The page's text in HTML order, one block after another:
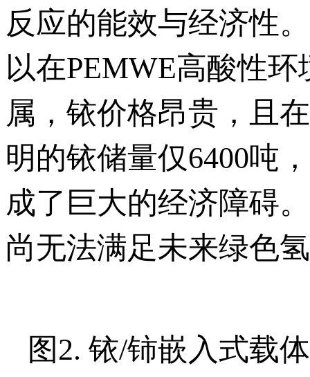
反应的能效与经济性
以在PEMWE高酸性
属，铱价格昂贵，且
明的铱储量仅6400吨
成了巨大的经济障碍
尚无法满足未来绿色
图2. 铱/铈嵌入式载